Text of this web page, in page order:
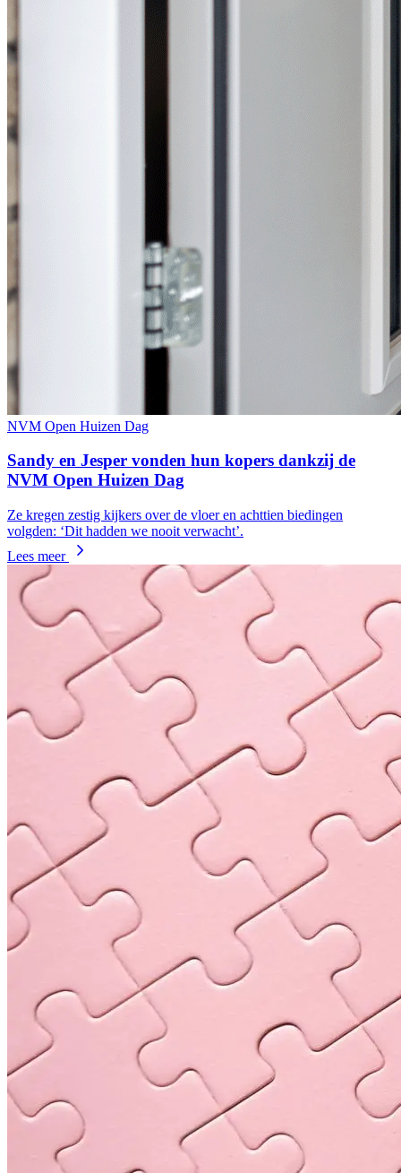
NVM Open Huizen Dag
Sandy en Jesper vonden hun kopers dankzij de
NVM Open Huizen Dag
Ze kregen zestig kijkers over de vloer en achttien biedingen
volgden: ‘Dit hadden we nooit verwacht’.
Lees meer